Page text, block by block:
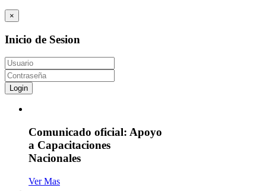
×
Inicio de Sesion
Login
Comunicado oficial: Apoyo
a Capacitaciones
Nacionales
Ver Mas